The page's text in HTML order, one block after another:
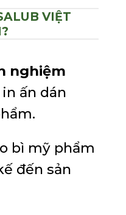
VIỆT
nghiệm
ấn dán
bì mỹ phẩm
đến sản